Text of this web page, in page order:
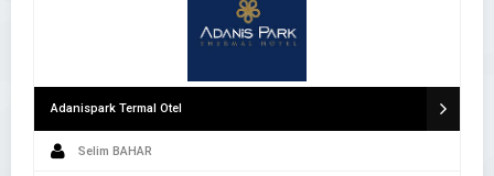
Adanispark Termal Otel
Selim BAHAR